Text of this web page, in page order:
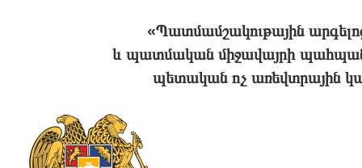
«Պատմամշակութային
և պատմական միջավայրի
պետական ոչ առեվտրային